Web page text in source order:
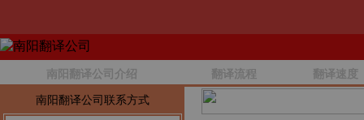
南阳翻译公司介绍 翻译流程 翻译速度
南阳翻译公司联系方式